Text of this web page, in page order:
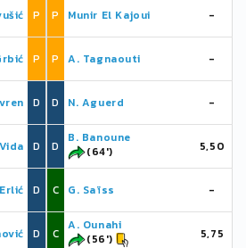
P
P
D
D
D
D
P Munir El Kajoui -
P A. Tagnaouti -
D N. Aguerd -
D
B. Banoune
(64')
5,50
C G. Saïss -
C
A. Ounahi
(56')
5,75